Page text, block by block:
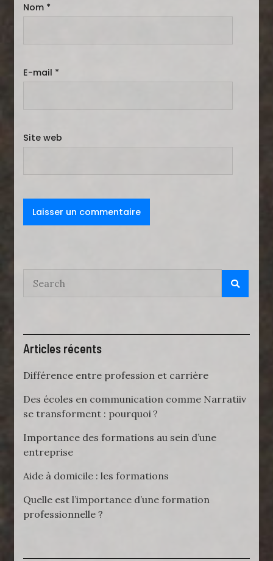
Nom *
E-mail *
Site web
Articles récents
Différence entre profession et carrière
Des écoles en communication comme Narratiiv
se transforment : pourquoi ?
Importance des formations au sein d’une
entreprise
Aide à domicile : les formations
Quelle est l’importance d’une formation
professionnelle ?